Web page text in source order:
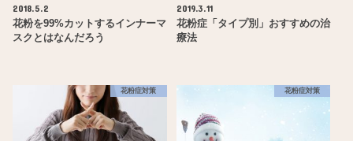
2018.5.2
花粉を99%カットするインナーマ
スクとはなんだろう
2019.3.11
花粉症「タイプ別」おすすめの治
療法
花粉症対策 花粉症対策